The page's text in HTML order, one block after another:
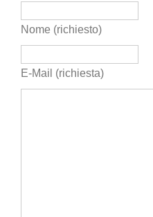
Nome (richiesto)
E-Mail (richiesta)